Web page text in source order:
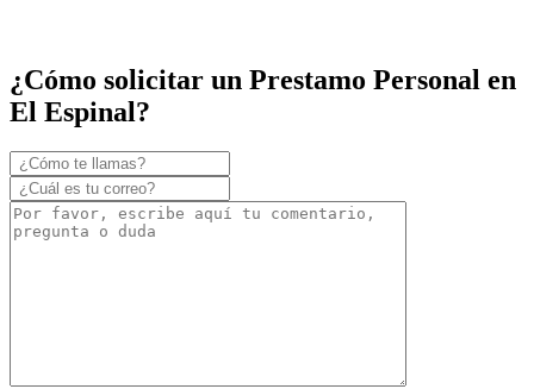
¿Cómo solicitar un Prestamo Personal en
El Espinal?